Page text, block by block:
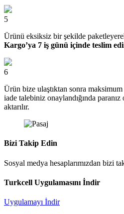
5
Ürünü eksiksiz bir şekilde
Kargo’ya 7 iş günü içinde teslim
6
Ürün bize ulaştıktan sonra maksimum
iade talebiniz onaylandığında
aktarılır.
Bizi Takip Edin
Sosyal medya hesaplarımızdan bizi
Turkcell Uygulamasını İndir
Uygulamayı İndir